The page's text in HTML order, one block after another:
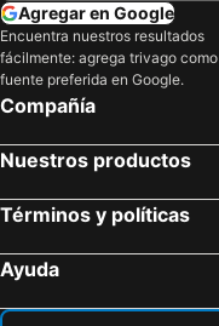
Agregar en Google
Encuentra nuestros resultados
fácilmente: agrega trivago como
fuente preferida en Google.
Compañía
Nuestros productos
Términos y políticas
Ayuda